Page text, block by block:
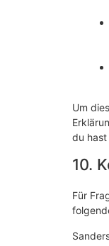
Um
du
10.
Für